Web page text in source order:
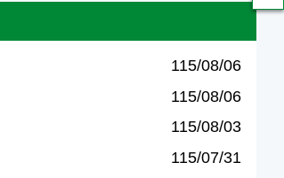
115/08/06
115/08/06
115/08/03
115/07/31